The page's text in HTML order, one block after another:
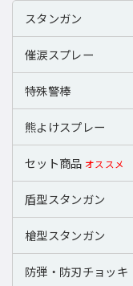
スタンガン
催涙スプレー
特殊警棒
熊よけスプレー
セット商品 オススメ
盾型スタンガン
槍型スタンガン
防弾・防刃チョッキ